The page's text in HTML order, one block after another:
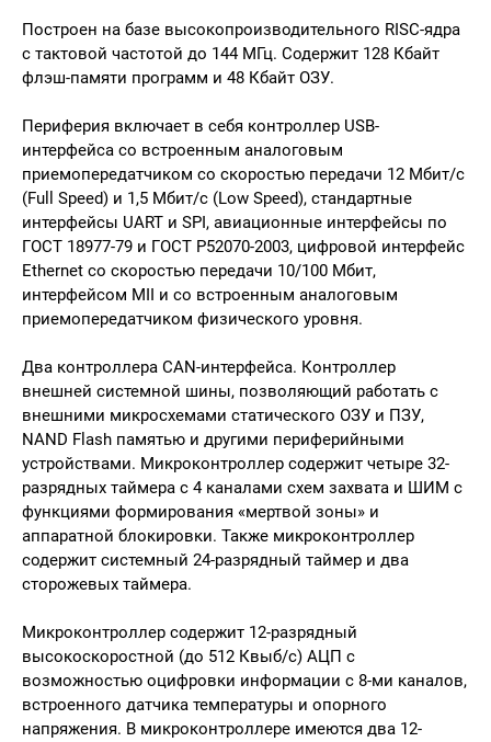
Построен на базе высокопроизводительного RISC-ядра
с тактовой частотой до 144 МГц. Содержит 128 Кбайт
флэш-памяти программ и 48 Кбайт ОЗУ.
Периферия включает в себя контроллер USB-
интерфейса со встроенным аналоговым
приемопередатчиком со скоростью передачи 12 Мбит/с
(Full Speed) и 1,5 Мбит/с (Low Speed), стандартные
интерфейсы UART и SPI, авиационные интерфейсы по
ГОСТ 18977-79 и ГОСТ Р52070-2003, цифровой интерфейс
Ethernet со скоростью передачи 10/100 Мбит,
интерфейсом MII и со встроенным аналоговым
приемопередатчиком физического уровня.
Два контроллера CAN-интерфейса. Контроллер
внешней системной шины, позволяющий работать с
внешними микросхемами статического ОЗУ и ПЗУ,
NAND Flash памятью и другими периферийными
устройствами. Микроконтроллер содержит четыре 32-
разрядных таймера с 4 каналами схем захвата и ШИМ с
функциями формирования «мертвой зоны» и
аппаратной блокировки. Также микроконтроллер
содержит системный 24-разрядный таймер и два
сторожевых таймера.
Микроконтроллер содержит 12-разрядный
высокоскоростной (до 512 Квыб/с) АЦП с
возможностью оцифровки информации с 8-ми каналов,
встроенного датчика температуры и опорного
напряжения. В микроконтроллере имеются два 12-